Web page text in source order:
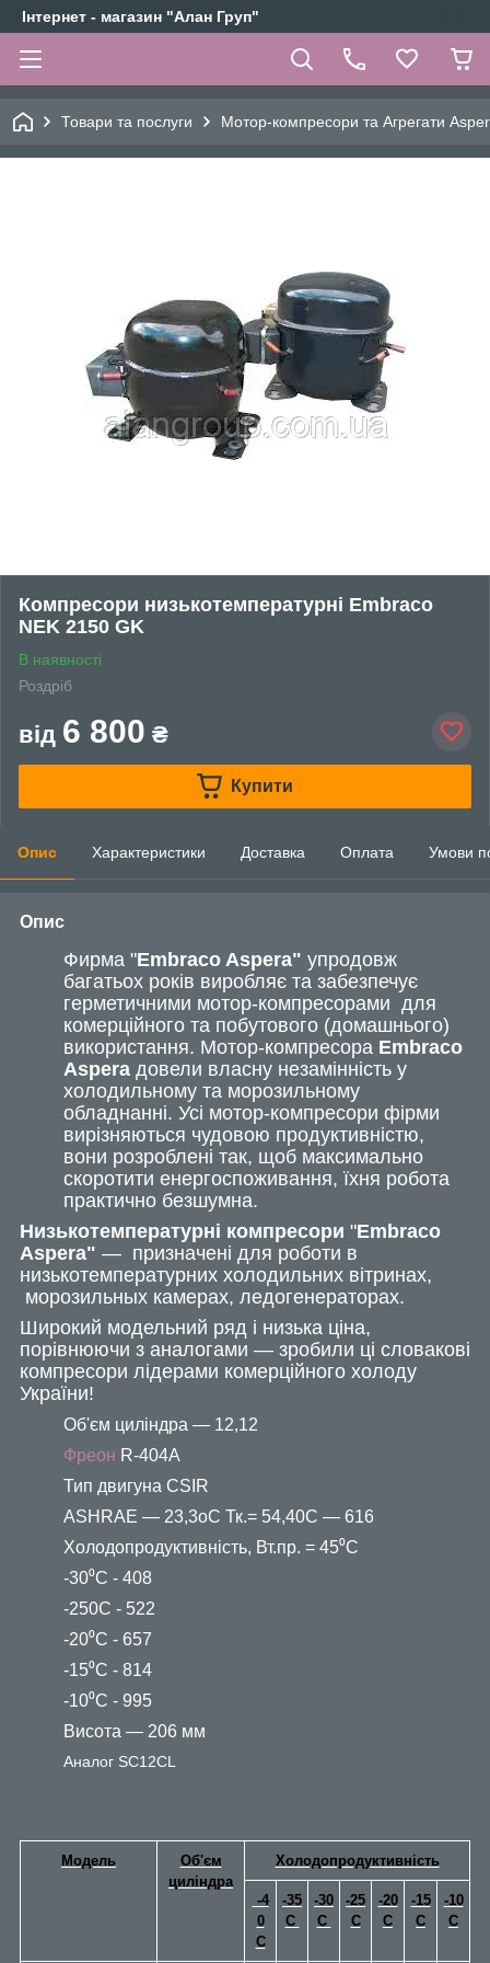
Інтернет - магазин "Алан Груп"
Товари та послуги Мотор-компресори та Агрегати
Компресори низькотемпературні Embraco
NEK 2150 GK
В наявності
Роздріб
від 6 800 ₴
Купити
Опис Характеристики Доставка Оплата Умови
Опис
Фирма "Embraco Aspera" упродовж
багатьох років виробляє та забезпечує
герметичними мотор-компресорами для
комерційного та побутового (домашнього)
використання. Мотор-компресора Embraco
Aspera довели власну незамінність у
холодильному та морозильному
обладнанні. Усі мотор-компресори фірми
вирізняються чудовою продуктивністю,
вони розроблені так, щоб максимально
скоротити енергоспоживання, їхня робота
практично безшумна.
Низькотемпературні компресори "Embraco
Aspera" — призначені для роботи в
низькотемпературних холодильних вітринах,
морозильных камерах, ледогенераторах.
Широкий модельний ряд і низька ціна,
порівнюючи з аналогами — зробили ці словакові
компресори лідерами комерційного холоду
України!
Об'єм циліндра — 12,12
Фреон R-404A
Тип двигуна СSIR
ASHRAE — 23,3oС Тк.= 54,40С — 616
Холодопродуктивність, Вт.пр. = 45⁰С
-30⁰С - 408
-250С - 522
-20⁰С - 657
-15⁰С - 814
-10⁰С - 995
Висота — 206 мм
Аналог SC12CL
Модель
Об'єм
циліндра
Холодопродуктивність
-4
0
C
-35
С
-30
C
-25
С
-20
C
-15
C
-10
C